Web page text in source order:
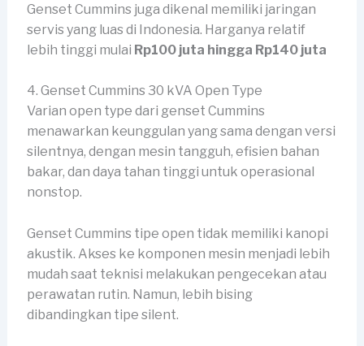
Genset Cummins juga dikenal memiliki jaringan
servis yang luas di Indonesia. Harganya relatif
lebih tinggi mulai Rp100 juta hingga Rp140 juta
4. Genset Cummins 30 kVA Open Type
Varian open type dari genset Cummins
menawarkan keunggulan yang sama dengan versi
silentnya, dengan mesin tangguh, efisien bahan
bakar, dan daya tahan tinggi untuk operasional
nonstop.
Genset Cummins tipe open tidak memiliki kanopi
akustik. Akses ke komponen mesin menjadi lebih
mudah saat teknisi melakukan pengecekan atau
perawatan rutin. Namun, lebih bising
dibandingkan tipe silent.